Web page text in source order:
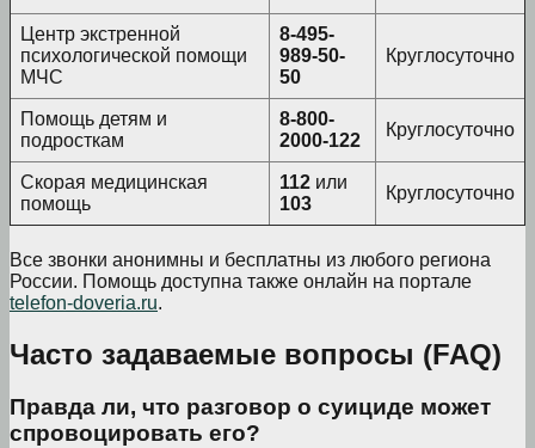
Центр экстренной
психологической помощи
МЧС
8-495-
989-50-
50
Круглосуточно
Помощь детям и
подросткам
8-800-
2000-122
Круглосуточно
Скорая медицинская
помощь
112 или
103
Круглосуточно
Все звонки анонимны и бесплатны из любого региона
России. Помощь доступна также онлайн на портале
telefon-doveria.ru.
Часто задаваемые вопросы (FAQ)
Правда ли, что разговор о суициде может
спровоцировать его?